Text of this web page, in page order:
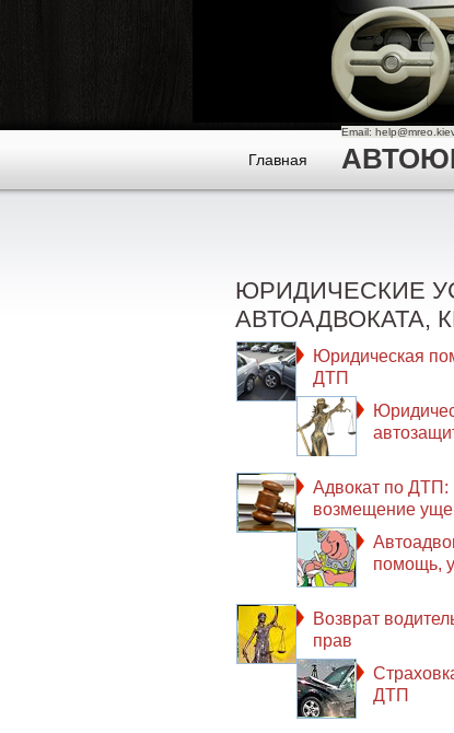
Главная
Email:
ЮРИДИЧЕСКИЕ
АВТОАДВОКАТА,
Юридическая
ДТП
Адвокат по ДТП:
возмещение
помощь,
Возврат
прав
ДТП